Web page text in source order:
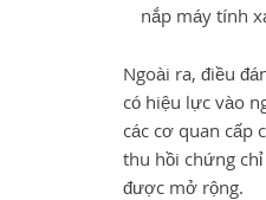
nắp máy tính
Ngoài ra, điều
có hiệu lực vào
các cơ quan cấp
thu hồi chứng
được mở rộng.